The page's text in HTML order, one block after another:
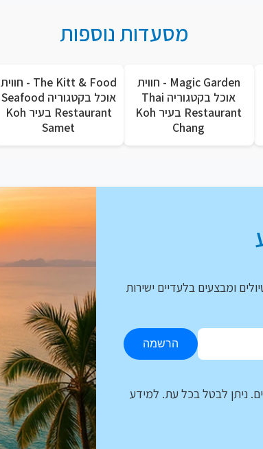
מסעדות נוספות
Magic Garden - חווית
אוכל בקטגוריה Thai
Restaurant בעיר Koh
Chang
The Kitt & Food - חווית
אוכל בקטגוריה Seafood
Restaurant בעיר Koh
Samet
ומבצעים בלעדיים ישירות
הרשמה
ניתן לבטל בכל עת. למידע